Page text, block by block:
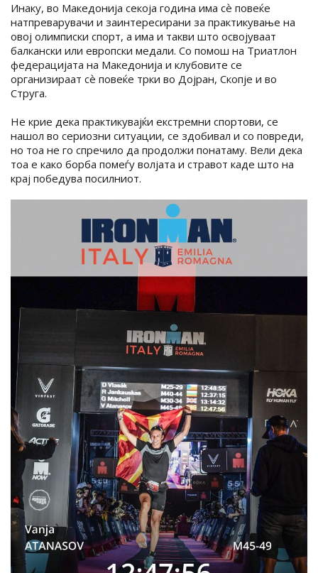
Инаку, во Македонија секоја година има сѐ повеќе
натпреварувачи и заинтересирани за практикување на
овој олимписки спорт, а има и такви што освојуваат
балкански или европски медали. Со помош на Триатлон
федерацијата на Македонија и клубовите се
организираат сѐ повеќе трки во Дојран, Скопје и во
Струга.
Не крие дека практикувајќи екстремни спортови, се
нашол во сериозни ситуации, се здобивал и со повреди,
но тоа не го спречило да продолжи понатаму. Вели дека
тоа е како борба помеѓу волјата и стравот каде што на
крај победува посилниот.